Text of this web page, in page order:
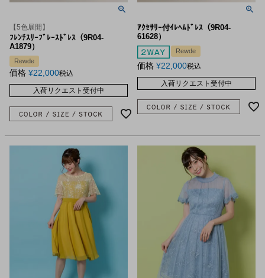
【5色展開】
ﾌﾚﾝﾁｽﾘｰﾌﾞﾚｰｽﾄﾞﾚｽ（9R04-
A1879）
Rewde
価格 ¥22,000税込
入荷リクエスト受付中
ｱｸｾｻﾘｰ付ｲﾚﾍﾑﾄﾞﾚｽ（9R04-
61628）
Rewde
価格 ¥22,000税込
入荷リクエスト受付中